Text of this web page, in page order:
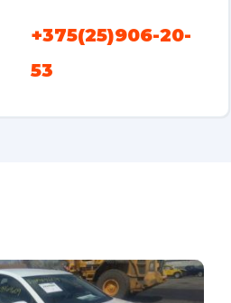
+375(25)906-20-
53